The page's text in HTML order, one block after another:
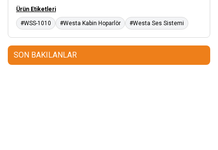
Ürün Etiketleri
#WSS-1010 #Westa Kabin Hoparlör #Westa Ses Sistemi
SON BAKILANLAR